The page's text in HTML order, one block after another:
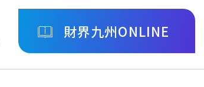
財界九州ONLINE